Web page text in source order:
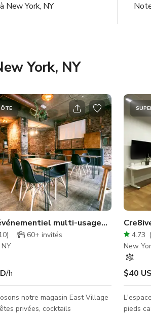
New York, NY
York, NY
multi-usages en brique
) 60+ invités
/h
notre magasin East Village
privées, cocktails
4.73 (
New
$40
pieds